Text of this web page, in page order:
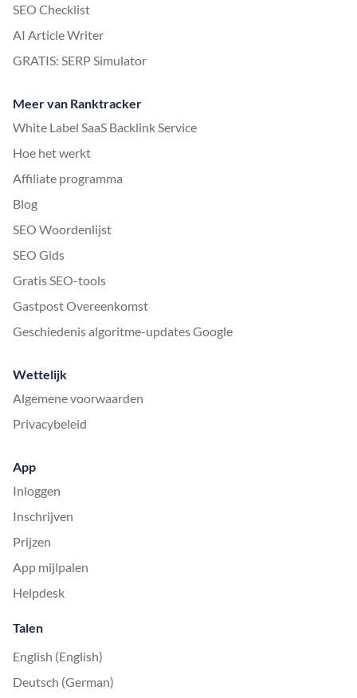
SEO Checklist
AI Article Writer
GRATIS: SERP Simulator
Meer van Ranktracker
White Label SaaS Backlink Service
Hoe het werkt
Affiliate programma
Blog
SEO Woordenlijst
SEO Gids
Gratis SEO-tools
Gastpost Overeenkomst
Geschiedenis algoritme-updates Google
Wettelijk
Algemene voorwaarden
Privacybeleid
App
Inloggen
Inschrijven
Prijzen
App mijlpalen
Helpdesk
Talen
English (English)
Deutsch (German)